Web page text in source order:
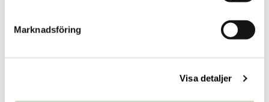
Marknadsföring
Visa detaljer